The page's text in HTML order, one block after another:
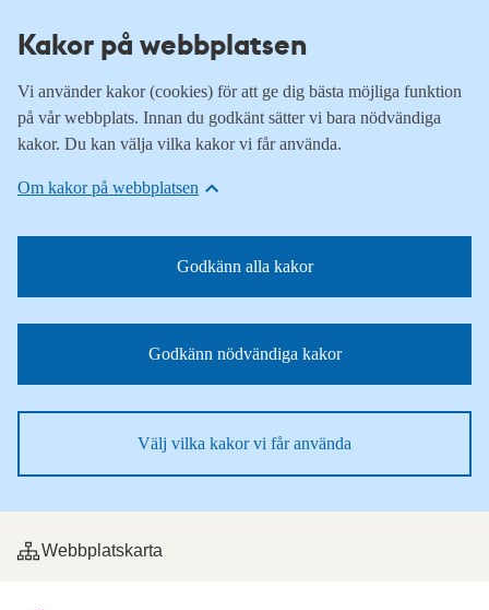
Kakor på webbplatsen
Vi använder kakor (cookies) för att ge dig bästa möjliga funktion
på vår webbplats. Innan du godkänt sätter vi bara nödvändiga
kakor. Du kan välja vilka kakor vi får använda.
Om kakor på webbplatsen
Godkänn alla kakor
Godkänn nödvändiga kakor
Välj vilka kakor vi får använda
Webbplatskarta